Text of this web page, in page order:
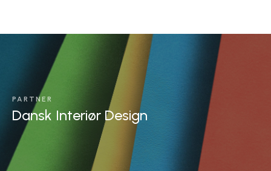
PARTNER
Dansk Interiør Design